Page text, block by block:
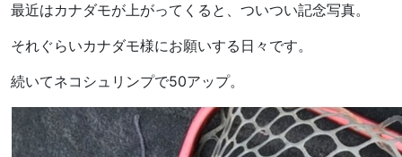
最近はカナダモが上がってくると、ついつい記念写真。
それぐらいカナダモ様にお願いする日々です。
続いてネコシュリンプで50アップ。